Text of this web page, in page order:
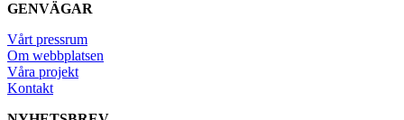
GENVÄGAR
Vårt pressrum
Om webbplatsen
Våra projekt
Kontakt